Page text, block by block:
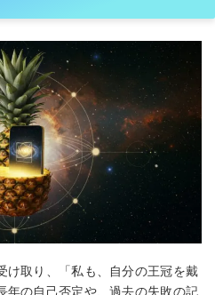
け取り、「私も、自分の王冠を戴
年の自己否定や、過去の失敗の記